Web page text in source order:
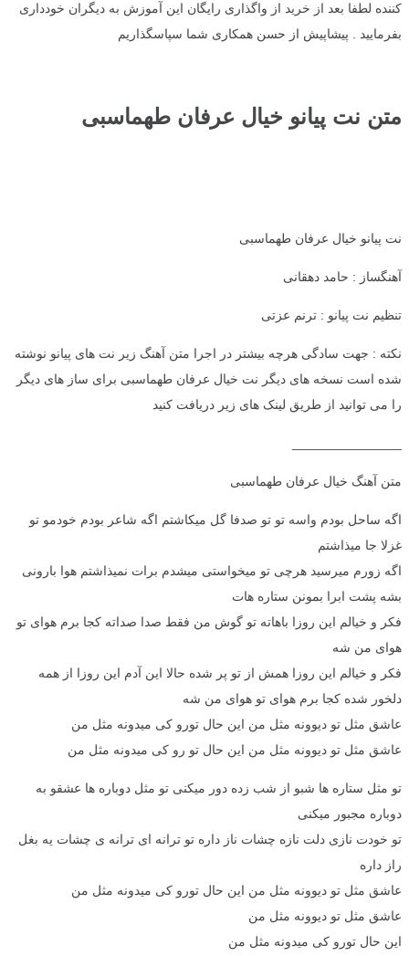
کننده لطفا بعد از خرید از واگذاری رایگان این آموزش به دیگران خودداری
بفرمایید . پیشاپیش از حسن همکاری شما سپاسگذاریم
متن نت پیانو خیال عرفان طهماسبی
نت پیانو خیال عرفان طهماسبی
آهنگساز : حامد دهقانی
تنظیم نت پیانو : ترنم عزتی
نکته : جهت سادگی هرچه بیشتر در اجرا متن آهنگ زیر نت های پیانو نوشته
شده است نسخه های دیگر نت خیال عرفان طهماسبی برای ساز های دیگر
را می توانید از طریق لینک های زیر دریافت کنید
متن آهنگ خیال عرفان طهماسبی
اگه ساحل بودم واسه تو تو صدفا گل میکاشتم اگه شاعر بودم خودمو تو
غزلا جا میذاشتم
اگه زورم میرسید هرچی تو میخواستی میشدم برات نمیذاشتم هوا بارونی
بشه پشت ابرا بمونن ستاره هات
فکر و خیالم این روزا باهاته تو گوش من فقط صدا صداته کجا برم هوای تو
هوای من شه
فکر و خیالم این روزا همش از تو پر شده حالا این آدم این روزا از همه
دلخور شده کجا برم هوای تو هوای من شه
عاشق مثل تو دیوونه مثل من این حال تورو کی میدونه مثل من
عاشق مثل تو دیوونه مثل من این حال تو رو کی میدونه مثل من
تو مثل ستاره ها شبو از شب زده دور میکنی تو مثل دوباره ها عشقو به
دوباره مجبور میکنی
تو خودت نازی دلت نازه چشات ناز داره تو ترانه ای ترانه ی چشات یه بغل
راز داره
عاشق مثل تو دیوونه مثل من این حال تورو کی میدونه مثل من
عاشق مثل تو دیوونه مثل من
این حال تورو کی میدونه مثل من